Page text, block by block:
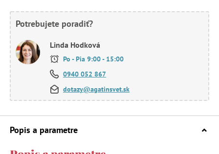
Potrebujete poradiť?
Linda Hodková
Po - Pia 9:00 - 15:00
0940 052 867
dotazy@agatinsvet.sk
Popis a parametre